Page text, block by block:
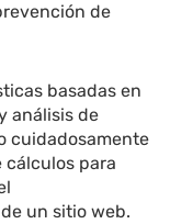
de
basadas en
análisis de
cuidadosamente
cálculos para
un sitio web.